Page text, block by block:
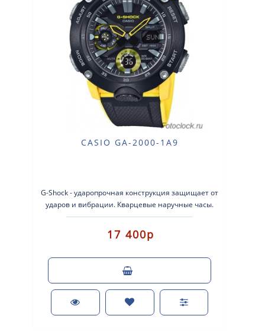
CASIO GA-2000-1A9
G-Shock - ударопрочная конструкция защищает от
ударов и вибрации. Кварцевые наручные часы.
Экран: Стрелки + электроника. ..
17 400р